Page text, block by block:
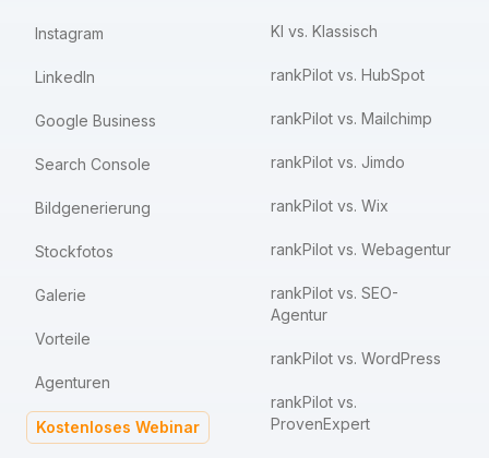
Instagram
LinkedIn
Google Business
Search Console
Bildgenerierung
Stockfotos
Galerie
Vorteile
Agenturen
Kostenloses Webinar
KI vs. Klassisch
rankPilot vs. HubSpot
rankPilot vs. Mailchimp
rankPilot vs. Jimdo
rankPilot vs. Wix
rankPilot vs. Webagentur
rankPilot vs. SEO-
Agentur
rankPilot vs. WordPress
rankPilot vs.
ProvenExpert